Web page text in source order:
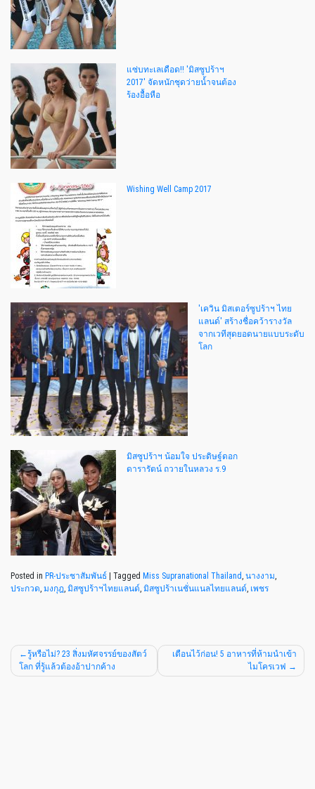
แซ่บทะเลเดือด!! 'มิสซูปร้าฯ
2017' จัดหนักชุดว่ายน้ำจนต้อง
ร้องอื้อหือ
Wishing Well Camp 2017
'เควิน มิสเตอร์ซูปร้าฯ ไทย
แลนด์' สร้างชื่อคว้ารางวัล
จากเวทีสุดยอดนายแบบระดับ
โลก
มิสซูปร้าฯ น้อมใจ ประดิษฐ์ดอก
ดารารัตน์ ถวายในหลวง ร.9
Posted in PR-ประชาสัมพันธ์ Tagged Miss Supranational Thailand, นางงาม,
ประกวด, มงกุฎ, มิสซูปร้าฯไทยแลนด์, มิสซูปร้าเนชั่นแนลไทยแลนด์, เพชร
รู้หรือไม่? 23 สิ่งมหัศจรรย์ของสัตว์
โลก ที่รู้แล้วต้องอ้าปากค้าง
เตือนไว้ก่อน! 5 อาหารที่ห้ามนำเข้า
ไมโครเวฟ